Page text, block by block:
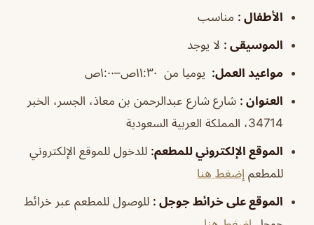
الأطفال : مناسب
الموسيقى : لا يوجد
مواعيد العمل: يوميا من ١١:٣٠ص–١:٠٠ص
العنوان : شارع شارع عبدالرحمن بن معاذ، الجسر، الخبر
34714، المملكة العربية السعودية
الموقع الإلكتروني للمطعم: للدخول للموقع الإلكتروني
للمطعم إضغط هنا
الموقع على خرائط جوجل : للوصول للمطعم عبر خرائط